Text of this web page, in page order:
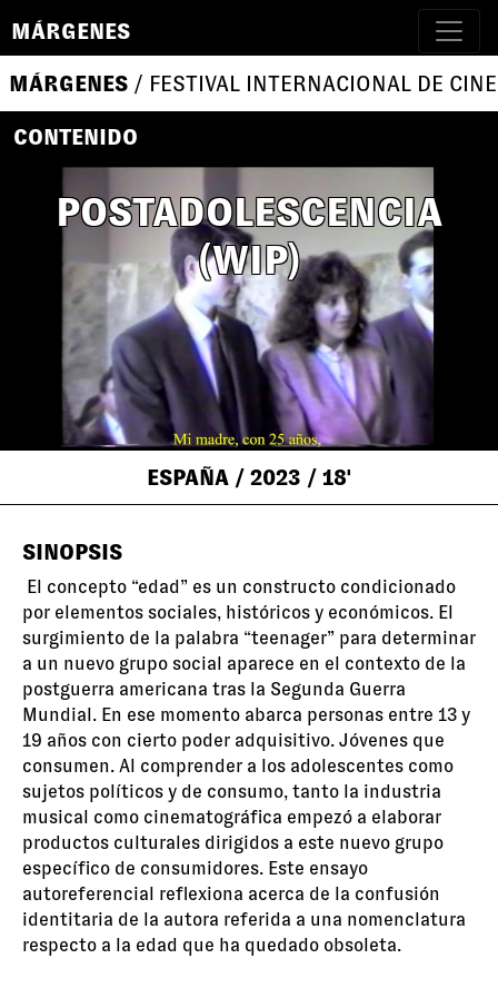
MÁRGENES
MÁRGENES / FESTIVAL INTERNACIONAL DE
CONTENIDO
POSTADOLESCENCIA
(WIP)
ESPAÑA / 2023 / 18'
SINOPSIS
El concepto “edad” es un constructo condicionado
por elementos sociales, históricos y económicos. El
surgimiento de la palabra “teenager” para determinar
a un nuevo grupo social aparece en el contexto de la
postguerra americana tras la Segunda Guerra
Mundial. En ese momento abarca personas entre 13 y
19 años con cierto poder adquisitivo. Jóvenes que
consumen. Al comprender a los adolescentes como
sujetos políticos y de consumo, tanto la industria
musical como cinematográfica empezó a elaborar
productos culturales dirigidos a este nuevo grupo
específico de consumidores. Este ensayo
autoreferencial reflexiona acerca de la confusión
identitaria de la autora referida a una nomenclatura
respecto a la edad que ha quedado obsoleta.